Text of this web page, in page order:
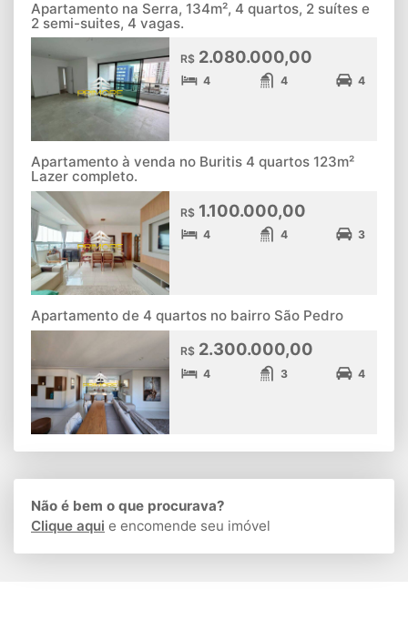
Apartamento na Serra, 134m², 4 quartos, 2 suítes e
2 semi-suites, 4 vagas.
R$ 2.080.000,00
4 4 4
Apartamento à venda no Buritis 4 quartos 123m²
Lazer completo.
R$ 1.100.000,00
4 4 3
Apartamento de 4 quartos no bairro São Pedro
R$ 2.300.000,00
4 3 4
Não é bem o que procurava?
Clique aqui e encomende seu imóvel